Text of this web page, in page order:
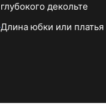
глубокого декольте
Длина юбки или